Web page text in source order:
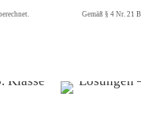
Gemäß § 4 Nr. 21